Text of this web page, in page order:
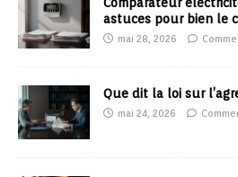
astuces pour bien le
mai 28, 2026
Que dit la loi sur
mai 24, 2026